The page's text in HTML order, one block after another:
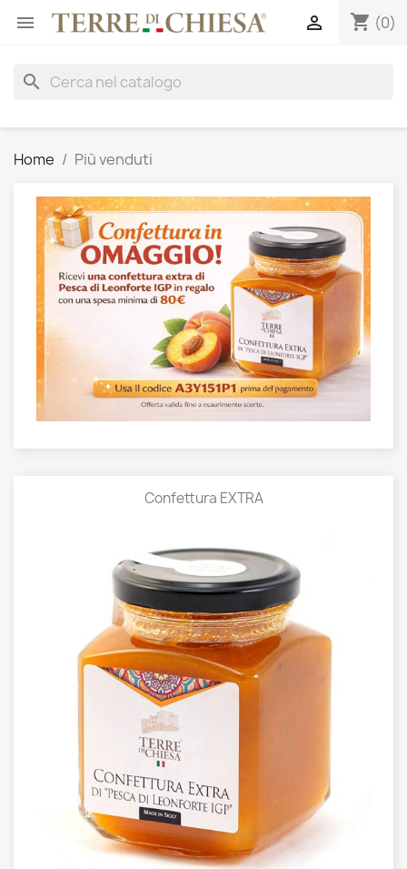
 shopping_cart (0)

search
Home Più venduti
Confettura EXTRA